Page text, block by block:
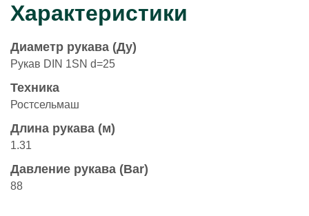
Характеристики
Диаметр рукава (Ду)
Рукав DIN 1SN d=25
Техника
Ростсельмаш
Длина рукава (м)
1.31
Давление рукава (Bar)
88